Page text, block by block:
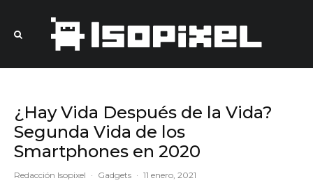
¿Hay Vida Después de la Vida?
Segunda Vida de los
Smartphones en 2020
Redacción Isopixel · Gadgets · 11 enero, 2021